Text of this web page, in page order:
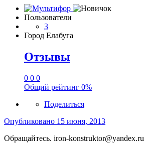
Пользователи
3
Город Елабуга
Отзывы
0 0 0
Общий рейтинг 0%
Поделиться
Опубликовано 15 июня, 2013
Обращайтесь. iron-konstruktor@yandex.ru